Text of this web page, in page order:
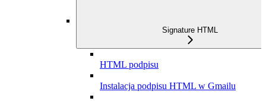
Signature HTML
HTML podpisu
Instalacja podpisu HTML w Gmailu